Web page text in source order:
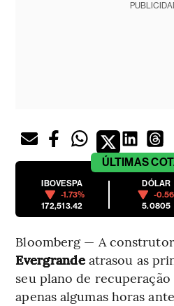
ÚLTIMAS
IBOVESPA
-1.73%
172,513.42
DÓLAR
-
5.0805
Bloomberg — A
Evergrandeatrasou as
seu plano de
apenas algumas horas